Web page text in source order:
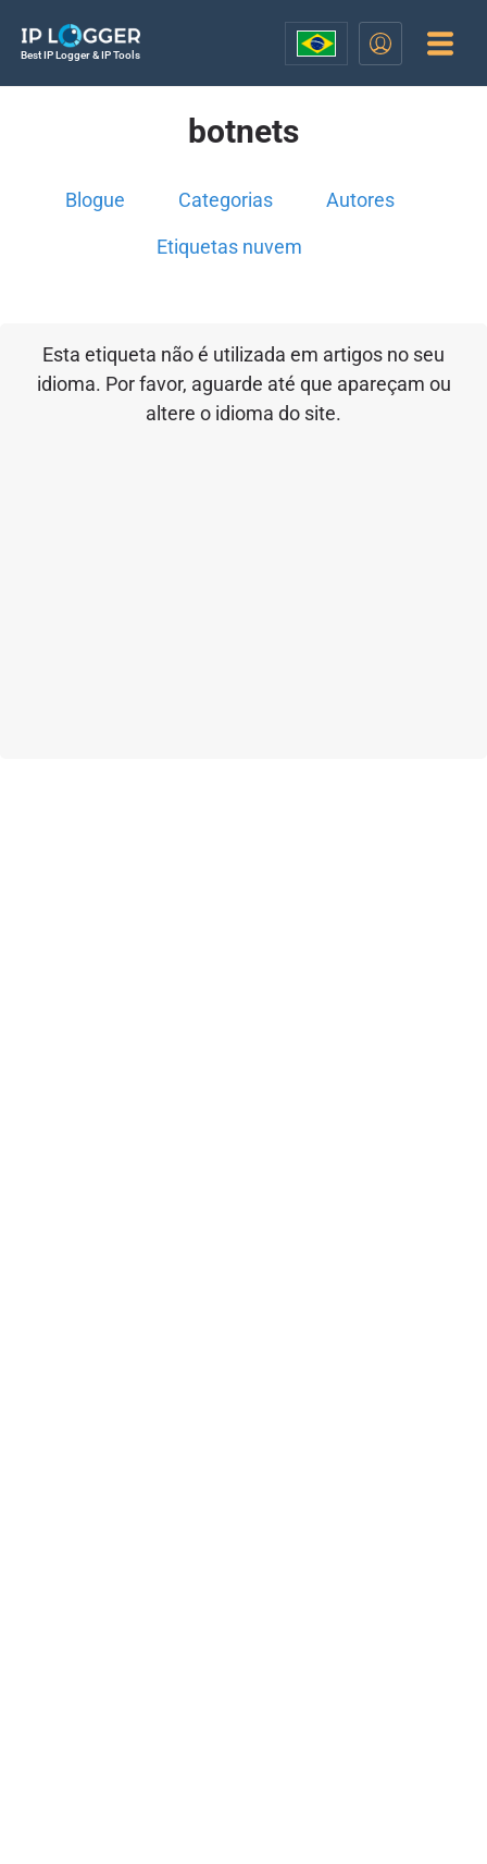
Best IP Logger & IP Tools
botnets
Blogue Categorias Autores
Etiquetas nuvem